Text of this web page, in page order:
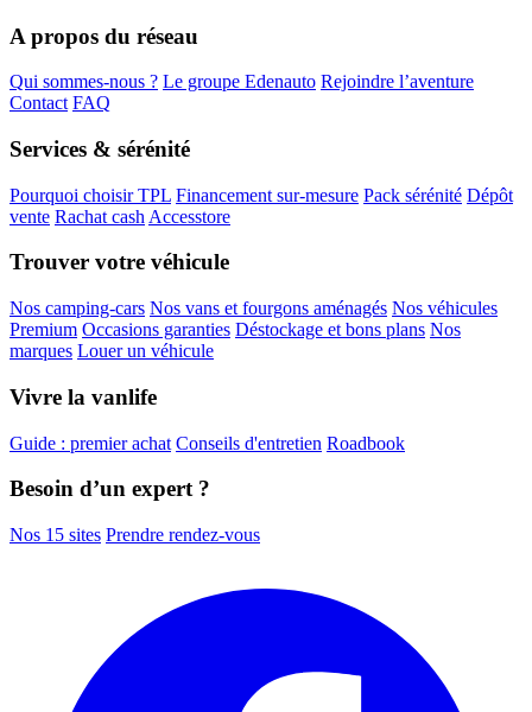
A propos du réseau
Qui sommes-nous ? Le groupe Edenauto Rejoindre l’aventure
Contact FAQ
Services & sérénité
Pourquoi choisir TPL Financement sur-mesure Pack sérénité Dépôt
vente Rachat cash Accesstore
Trouver votre véhicule
Nos camping-cars Nos vans et fourgons aménagés Nos véhicules
Premium Occasions garanties Déstockage et bons plans Nos
marques Louer un véhicule
Vivre la vanlife
Guide : premier achat Conseils d'entretien Roadbook
Besoin d’un expert ?
Nos 15 sites Prendre rendez-vous